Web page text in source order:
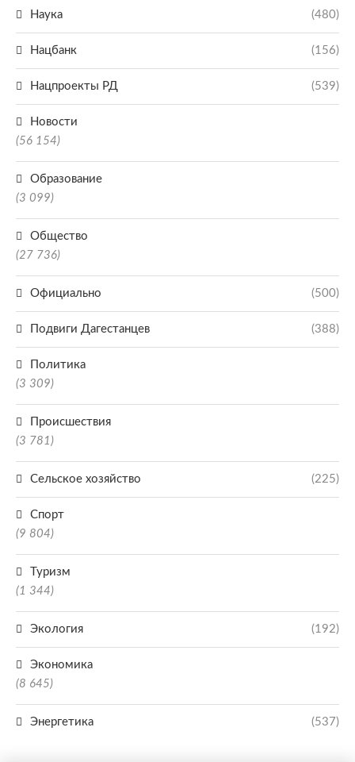
Наука (480)
Нацбанк (156)
Нацпроекты РД (539)
Новости
(56 154)
Образование
(3 099)
Общество
(27 736)
Официально (500)
Подвиги Дагестанцев (388)
Политика
(3 309)
Происшествия
(3 781)
Сельское хозяйство (225)
Спорт
(9 804)
Туризм
(1 344)
Экология (192)
Экономика
(8 645)
Энергетика (537)